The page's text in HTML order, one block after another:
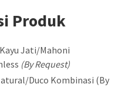
Produk
Jati/Mahoni
(By Request)
Duco Kombinasi (By